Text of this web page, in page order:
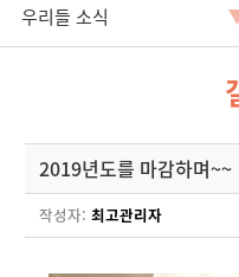
우리들 소식
2019년도를 마감하며~~
작성자: 최고관리자